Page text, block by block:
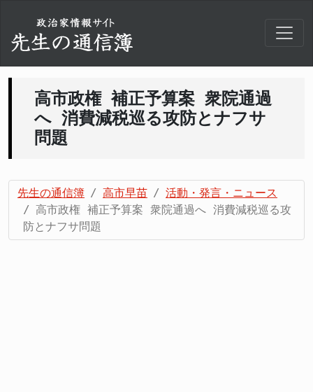
高市政権 補正予算案 衆院通過
へ 消費減税巡る攻防とナフサ
問題
先生の通信簿 高市早苗
活動・発言・ニュース
高市政権 補正予算案 衆院通過へ 消費減税巡る攻
防とナフサ問題